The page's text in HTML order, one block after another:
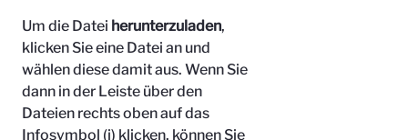
Um die Datei herunterzuladen,
klicken Sie eine Datei an und
wählen diese damit aus. Wenn Sie
dann in der Leiste über den
Dateien rechts oben auf das
Infosymbol (i) klicken, können Sie